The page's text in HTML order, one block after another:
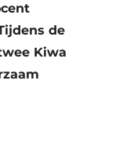
de
Kiwa